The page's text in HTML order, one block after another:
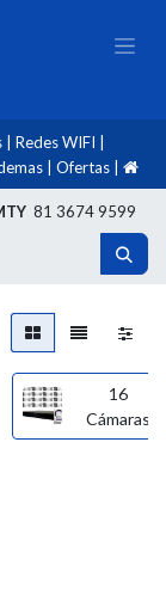
Redes WIFI
Ofertas
81 3674 9599
16
Cámaras